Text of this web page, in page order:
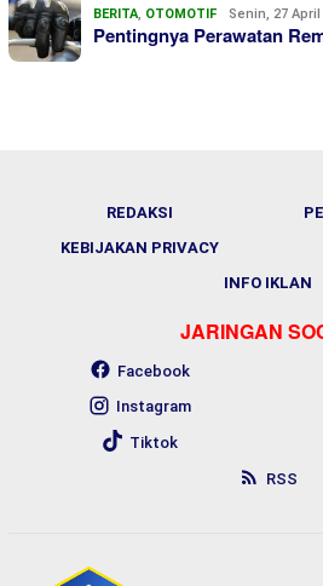
BERITA, OTOMOTIF Senin, 27 April
Pentingnya Perawatan
REDAKSI
KEBIJAKAN PRIVACY
INFO IKLAN
JARINGAN
Facebook
Instagram
Tiktok
RSS